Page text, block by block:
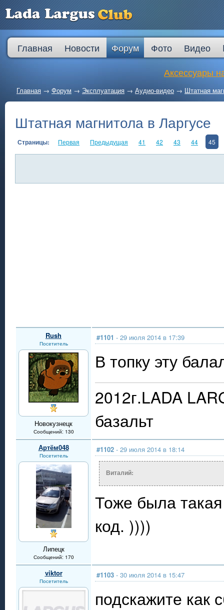
Главная Новости Форум Фото Видео
Аксессуары
Главная → Форум → Эксплуатация → Аудио-видео → Штатная
Штатная магнитола в Ларгусе
Страницы: Первая Предыдущая 41 42 43 44 45
Rush
Посетитель
Новокузнецк
Сообщений: 130
#1101 - 29 июля 2014 в 17:39
В топку эту
2012г.LADA
базальт
Артём048
Посетитель
Липецк
Сообщений: 170
#1102 - 29 июля 2014 в 18:14
Виталий:
Тоже была
код. ))))
viktor
Посетитель
#1103 - 30 июля 2014 в 15:47
подскажите как